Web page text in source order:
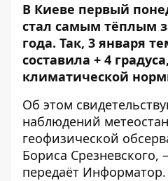
В Киеве первый
стал самым тёплым
года. Так, 3 января
составила + 4
климатической
Об этом
наблюдений
геофизической
Бориса Срезневского, –
передаёт Информатор.